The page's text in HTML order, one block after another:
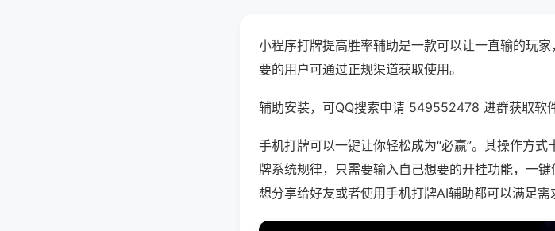
小程序打牌提高胜率辅助是一款可以让一直输的玩
要的用户可通过正规渠道获取使用。
辅助安装，可QQ搜索申请 549552478 进群获取软
手机打牌可以一键让你轻松成为“必赢”。其操作方
牌系统规律，只需要输入自己想要的开挂功能，一
想分享给好友或者使用手机打牌AI辅助都可以满足需